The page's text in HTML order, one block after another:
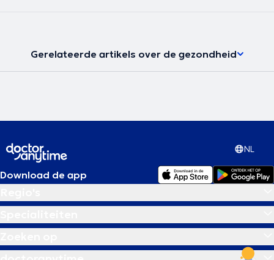
Gerelateerde artikels over de gezondheid
NL
Download de app